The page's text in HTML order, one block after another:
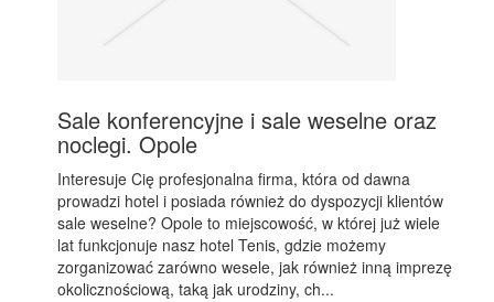
Sale konferencyjne i sale weselne oraz
noclegi. Opole
Interesuje Cię profesjonalna firma, która od dawna
prowadzi hotel i posiada również do dyspozycji klientów
sale weselne? Opole to miejscowość, w której już wiele
lat funkcjonuje nasz hotel Tenis, gdzie możemy
zorganizować zarówno wesele, jak również inną imprezę
okolicznościową, taką jak urodziny, ch...